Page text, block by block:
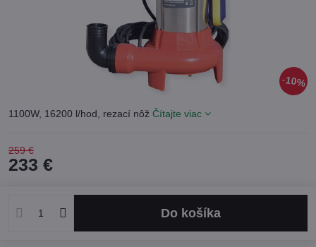
10%
1100W, 16200 l/hod, rezací nôž Čítajte viac
259 €
233 €
Do košíka